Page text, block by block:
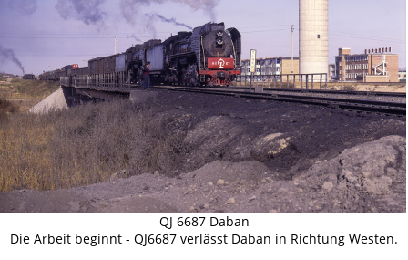
QJ 6687 Daban
Die Arbeit beginnt - QJ6687 verlässt Daban in Richtung Westen.